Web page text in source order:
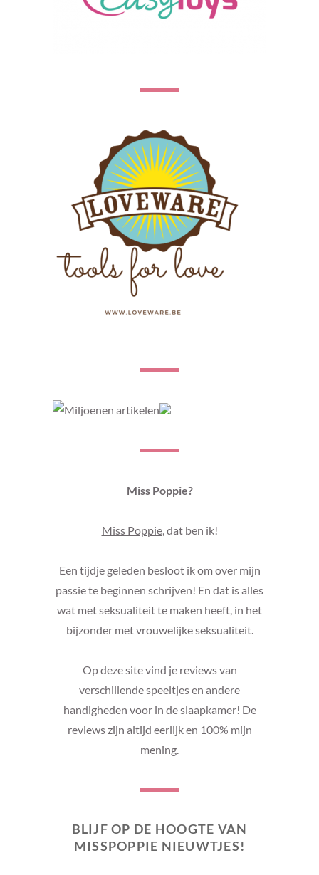
Miss Poppie?
Miss Poppie, dat ben ik!
Een tijdje geleden besloot ik om over mijn
passie te beginnen schrijven! En dat is alles
wat met seksualiteit te maken heeft, in het
bijzonder met vrouwelijke seksualiteit.
Op deze site vind je reviews van
verschillende speeltjes en andere
handigheden voor in de slaapkamer! De
reviews zijn altijd eerlijk en 100% mijn
mening.
BLIJF OP DE HOOGTE VAN
MISSPOPPIE NIEUWTJES!